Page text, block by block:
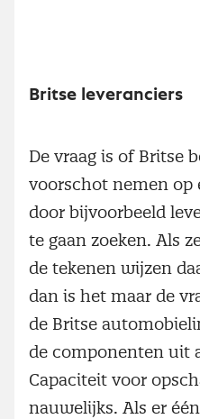
Britse leveranciers
De vraag is of Britse
voorschot nemen op
door bijvoorbeeld
te gaan zoeken. Als
de tekenen wijzen
dan is het maar de
de Britse
de componenten uit
Capaciteit voor
nauwelijks. Als er